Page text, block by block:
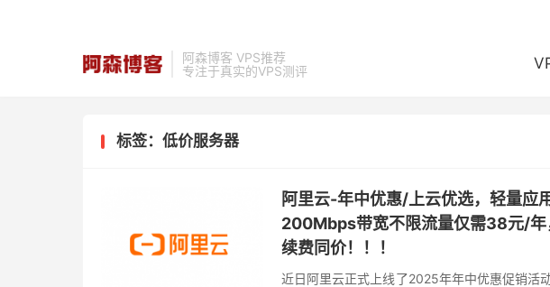
阿森博客 VPS推荐
专注于真实的VPS测评
标签：低价服务器
阿里云-年中优惠/上云优选，轻量应
200Mbps带宽不限流量仅需38元/年
续费同价！！！
近日阿里云正式上线了2025年年中优惠促销活